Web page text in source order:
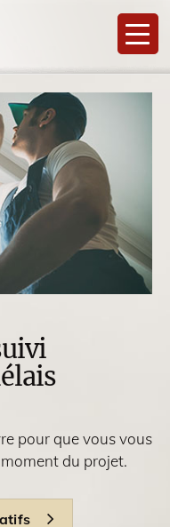
pour que vous vous
du projet.